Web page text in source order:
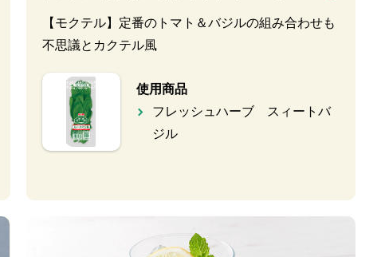
【モクテル】定番のトマト＆バジルの組み合わせも
不思議とカクテル風
使用商品
フレッシュハーブ スィートバ
ジル